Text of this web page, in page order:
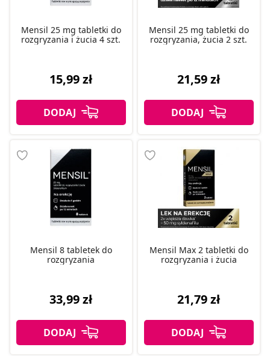
Mensil 25 mg tabletki do
rozgryzania i żucia 4 szt.
15,99 zł
Mensil 25 mg tabletki do
rozgryzania, żucia 2 szt.
21,59 zł
Mensil 8 tabletek do
rozgryzania
33,99 zł
Mensil Max 2 tabletki do
rozgryzania i żucia
21,79 zł